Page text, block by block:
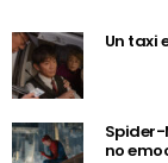
Un taxi
Spider-
no